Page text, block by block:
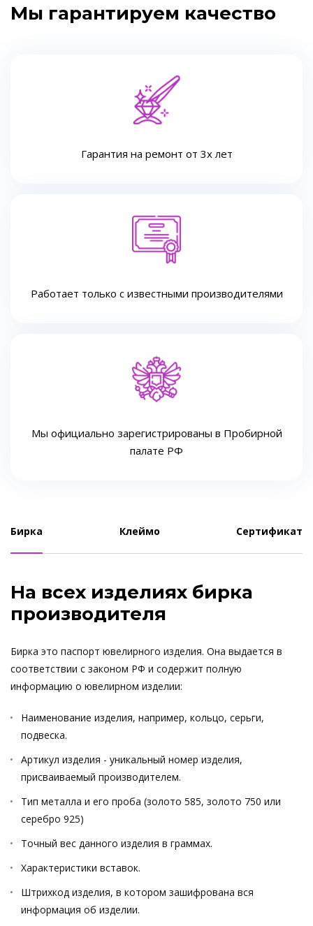
Мы гарантируем качество
Гарантия на ремонт от 3х лет
Работает только с известными производителями
Мы официально зарегистрированы в Пробирной
палате РФ
Бирка Клеймо Сертификат
На всех изделиях бирка
производителя
Бирка это паспорт ювелирного изделия. Она выдается в
соответствии с законом РФ и содержит полную
информацию о ювелирном изделии:
Наименование изделия, например, кольцо, серьги,
подвеска.
Артикул изделия - уникальный номер изделия,
присваиваемый производителем.
Тип металла и его проба (золото 585, золото 750 или
серебро 925)
Точный вес данного изделия в граммах.
Характеристики вставок.
Штрихкод изделия, в котором зашифрована вся
информация об изделии.